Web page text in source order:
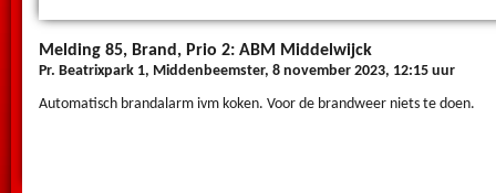
Melding 85, Brand, Prio 2: ABM Middelwijck
Pr. Beatrixpark 1, Middenbeemster, 8 november 2023, 12:15 uur
Automatisch brandalarm ivm koken. Voor de brandweer niets te doen.